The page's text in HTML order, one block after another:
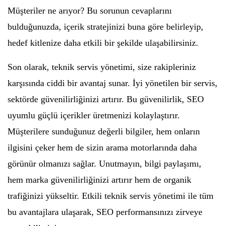
Müşteriler ne arıyor? Bu sorunun cevaplarını
bulduğunuzda, içerik stratejinizi buna göre belirleyip,
hedef kitlenize daha etkili bir şekilde ulaşabilirsiniz.
Son olarak, teknik servis yönetimi, size rakipleriniz
karşısında ciddi bir avantaj sunar. İyi yönetilen bir servis,
sektörde güvenilirliğinizi artırır. Bu güvenilirlik, SEO
uyumlu güçlü içerikler üretmenizi kolaylaştırır.
Müşterilere sunduğunuz değerli bilgiler, hem onların
ilgisini çeker hem de sizin arama motorlarında daha
görünür olmanızı sağlar. Unutmayın, bilgi paylaşımı,
hem marka güvenilirliğinizi artırır hem de organik
trafiğinizi yükseltir. Etkili teknik servis yönetimi ile tüm
bu avantajlara ulaşarak, SEO performansınızı zirveye